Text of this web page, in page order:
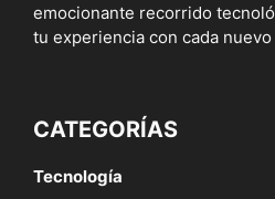
emocionante recorrido
tu experiencia con cada
CATEGORÍAS
Tecnología